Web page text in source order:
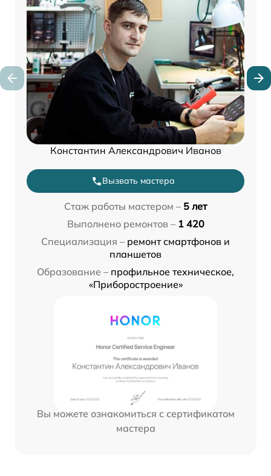
Константин Александрович Иванов
Вызвать мастера
Стаж работы мастером – 5 лет
Выполнено ремонтов – 1 420
Специализация – ремонт смартфонов и
планшетов
Образование – профильное техническое,
«Приборостроение»
Вы можете ознакомиться с сертификатом
мастера